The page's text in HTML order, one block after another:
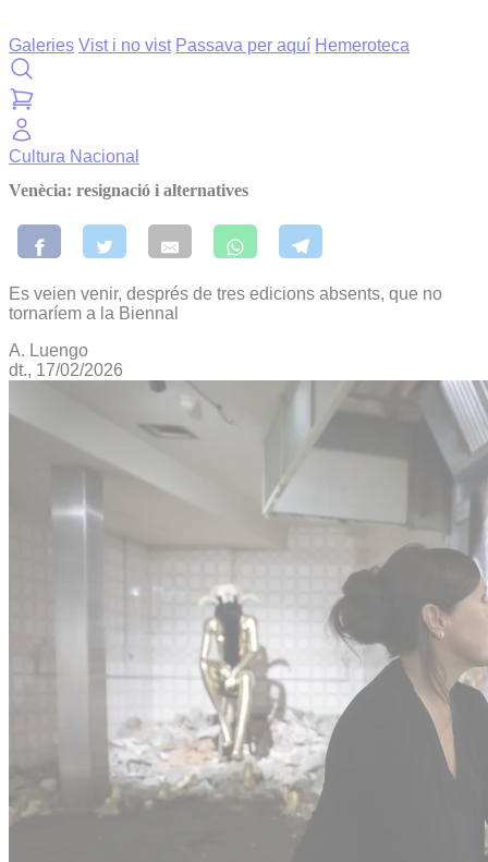
Galeries Vist i no vist Passava per aquí Hemeroteca
Cultura Nacional
Venècia: resignació i alternatives
Es veien venir, després de tres edicions absents, que no
tornaríem a la Biennal
A. Luengo
dt., 17/02/2026